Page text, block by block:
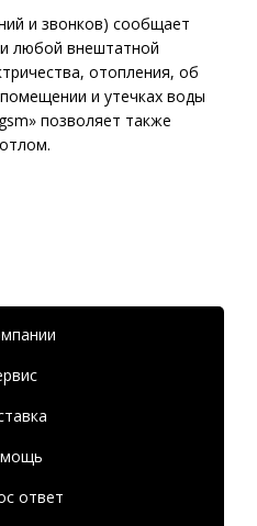
и звонков) сообщает
любой внештатной
отопления, об
и утечках воды
позволяет также
ответ